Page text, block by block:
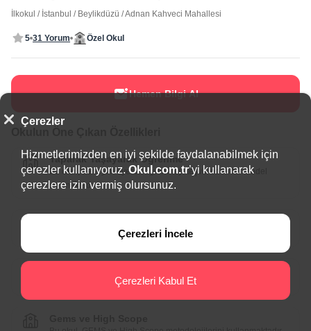
İlkokul / İstanbul / Beylikdüzü /Adnan Kahveci Mahallesi
5 31 Yorum Özel Okul
Hemen Bilgi Al
Yaparak Yaşayarak Öğrenme
Bu okul, deneyimleyerek öğrenmeyi teşvik eden bir model
sunmaktadır.
Bu okul, Cambridge Eğitim Sistemi'ni kullanmaktadır.
Bu okul, çocuklara yönelik kodlama dersleri vermektedir.
Çerezler
Hizmetlerimizden en iyi şekilde faydalanabilmek için
çerezler kullanıyoruz. Okul.com.tr’yi kullanarak
çerezlere izin vermiş olursunuz.
Çerezleri İncele
Çerezleri Kabul Et